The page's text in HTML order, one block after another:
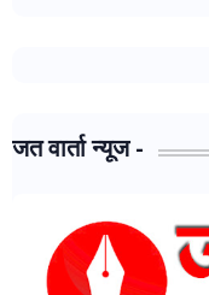
जत वार्ता न्यूज -